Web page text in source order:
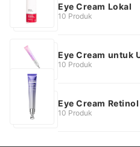
Eye Cream Lokal
10 Produk
Eye Cream untuk
10 Produk
Eye Cream Retinol
10 Produk